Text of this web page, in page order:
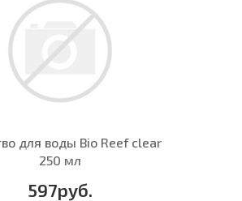
для воды Bio Reef clear
250 мл
597руб.